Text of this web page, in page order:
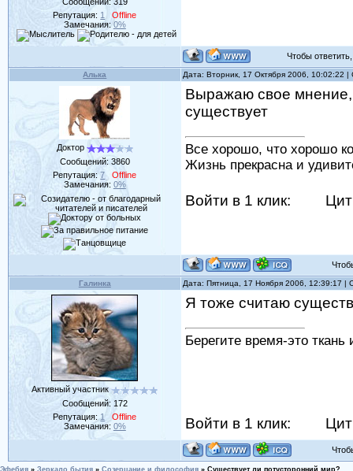
Репутация: 1
Offline
Замечания: 0%
Чтобы
Алька Дата: Вторник, 17 Октября 2006, 10:02:22
Доктор
Сообщений: 3860
Репутация:7
Offline
Замечания: 0%
Выражаю свое мнение,
существует
Все хорошо, что хорошо
Жизнь прекрасна и
Войти в 1 клик:
Галинка Дата: Пятница, 17 Ноября 2006, 12:39:17 |
Активный участник
Сообщений: 172
Репутация: 1
Offline
Замечания: 0%
Я тоже считаю
Берегите время-это
Войти в 1 клик:
Эфебия » Зеркало бытия » Созерцание и философия » Существует ли потусторонний мир?